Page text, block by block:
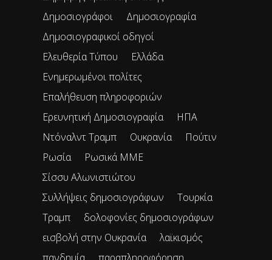
Δημοσιογράφοι
Δημοσιογραφία
Δημοσιογραφικοί οδηγοί
Ελευθερία Τύπου
Ελλάδα
Ενημερωμένοι πολίτες
Επαλήθευση πληροφοριών
Ερευνητική Δημοσιογραφία
ΗΠΑ
Ντόναλντ Τραμπ
Ουκρανία
Πούτιν
Ρωσία
Ρωσικά ΜΜΕ
Σίσσυ Αλωνιστιώτου
Συλλήψεις δημοσιογράφων
Τουρκία
Τραμπ
δολοφονίες δημοσιογράφων
εισβολή στην Ουκρανία
λαϊκισμός